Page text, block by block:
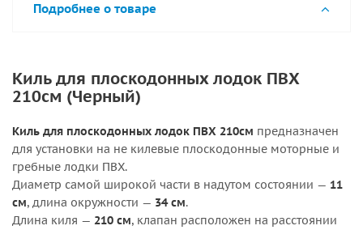
Подробнее о товаре
Киль для плоскодонных лодок ПВХ
210см (Черный)
Киль для плоскодонных лодок ПВХ 210см предназначен
для установки на не килевые плоскодонные моторные и
гребные лодки ПВХ.
Диаметр самой широкой части в надутом состоянии — 11
см, длина окружности — 34 см.
Длина киля — 210 см, клапан расположен на расстоянии